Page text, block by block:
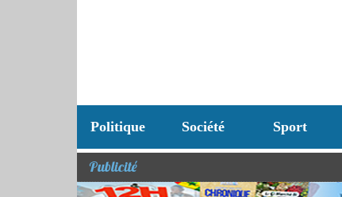
Politique Société Sport
Publicité